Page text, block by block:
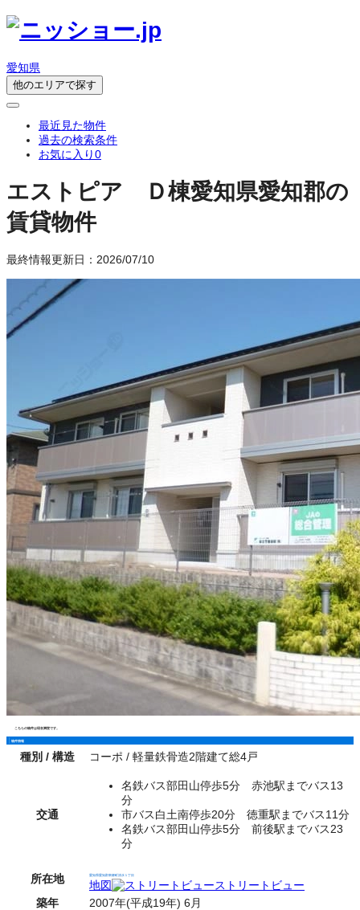
愛知県
他のエリアで探す
最近見た物件
過去の検索条件
お気に入り0
エストピア Ｄ棟愛知県愛知郡の
賃貸物件
最終情報更新日：2026/07/10
こちらの物件は現在満室です。
物件情報
種別 / 構造 コーポ / 軽量鉄骨造2階建て総4戸
交通
名鉄バス部田山停歩5分 赤池駅までバス13
分
市バス白土南停歩20分 徳重駅までバス11分
名鉄バス部田山停歩5分 前後駅までバス23
分
所在地 愛知県愛知郡東郷町清水１丁目
地図
ストリートビュー
築年
2007年(平成19年) 6月